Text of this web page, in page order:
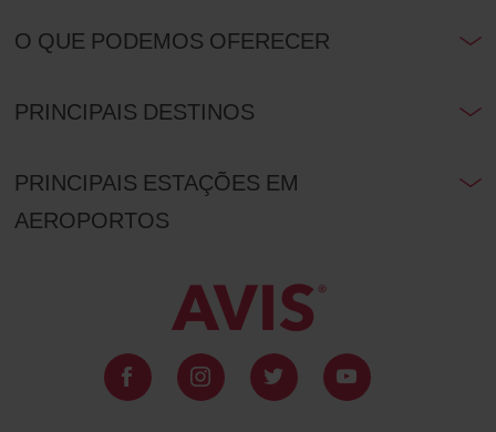
O QUE PODEMOS OFERECER
PRINCIPAIS DESTINOS
PRINCIPAIS ESTAÇÕES EM
AEROPORTOS